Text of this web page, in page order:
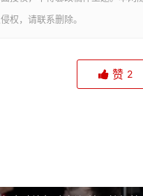
权，请联系删除。
赞 2